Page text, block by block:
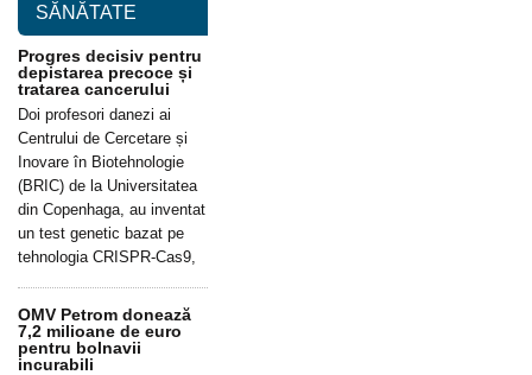
SĂNĂTATE
Progres decisiv pentru
depistarea precoce și
tratarea cancerului
Doi profesori danezi ai
Centrului de Cercetare și
Inovare în Biotehnologie
(BRIC) de la Universitatea
din Copenhaga, au inventat
un test genetic bazat pe
tehnologia CRISPR-Cas9,
OMV Petrom donează
7,2 milioane de euro
pentru bolnavii
incurabili